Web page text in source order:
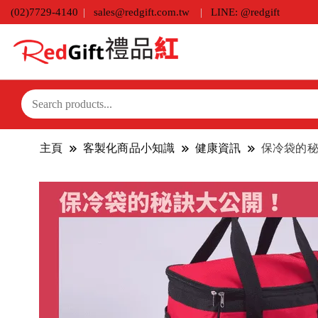
(02)7729-4140 sales@redgift.com.tw LINE: @redgift
主頁 客製化商品小知識 健康資訊 保冷袋的